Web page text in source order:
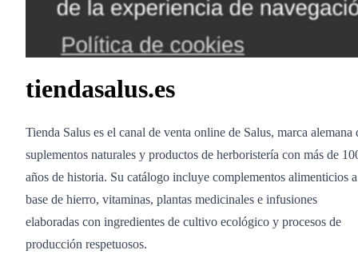
tiendasalus.es
Tienda Salus es el canal de venta online de Salus, marca alemana
suplementos naturales y productos de herboristería con más de
años de historia. Su catálogo incluye complementos alimenticios a
base de hierro, vitaminas, plantas medicinales e infusiones
elaboradas con ingredientes de cultivo ecológico y procesos de
producción respetuosos.